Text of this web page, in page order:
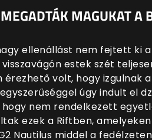
MAGUKAT A
ellenállást nem fejtett ki
estek szét
érezhető volt, hogy izgulnak
úgy indult el
nem rendelkezett
ezek a Riftben,
Nautilus middel a